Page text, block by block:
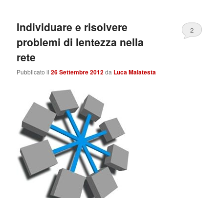
Individuare e risolvere
problemi di lentezza nella
rete
Pubblicato il26 Settembre 2012da Luca Malatesta
2